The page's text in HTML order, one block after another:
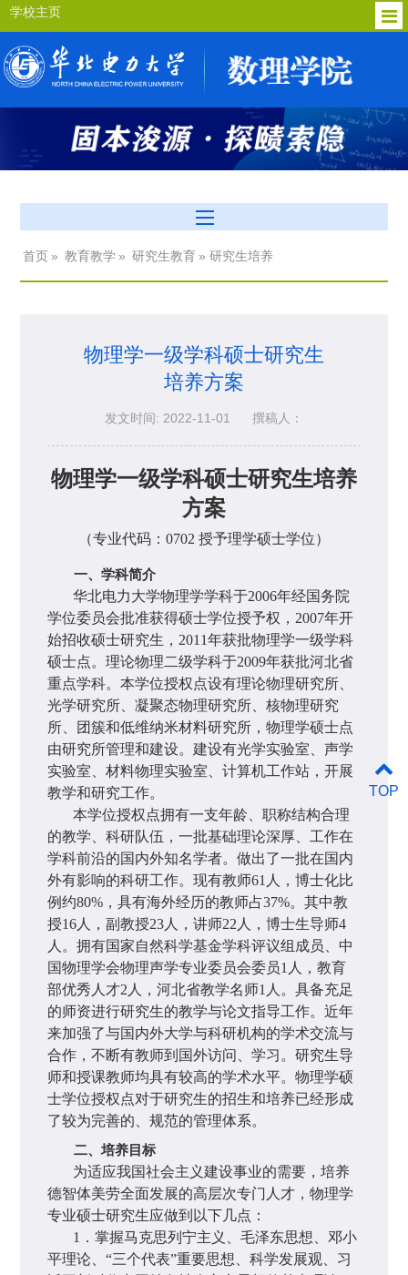
学校主页
首页 » 教育教学 » 研究生教育 » 研究生培养
物理学一级学科硕士研究生
培养方案
发文时间: 2022-11-01 撰稿人：
物理学一级学科硕士研究生培养
方案
（专业代码： 0702 授予理学硕士学位）
一、学科简介
华北电力大学物理学学科于2006年经国务院
学位委员会批准获得硕士学位授予权，2007年开
始招收硕士研究生，2011年获批物理学一级学科
硕士点。理论物理二级学科于2009年获批河北省
重点学科。本学位授权点设有理论物理研究所、
光学研究所、凝聚态物理研究所、核物理研究
所、团簇和低维纳米材料研究所，物理学硕士点
由研究所管理和建设。建设有光学实验室、声学
实验室、材料物理实验室、计算机工作站，开展
教学和研究工作。
本学位授权点拥有一支年龄、职称结构合理
的教学、科研队伍，一批基础理论深厚、工作在
学科前沿的国内外知名学者。做出了一批在国内
外有影响的科研工作。现有教师61人，博士化比
例约80% ，具有海外经历的教师占37%。其中教
授16人，副教授23人，讲师22人，博士生导师4
人。拥有国家自然科学基金学科评议组成员、中
国物理学会物理声学专业委员会委员1人，教育
部优秀人才2人，河北省教学名师1人。具备充足
的师资进行研究生的教学与论文指导工作。近年
来加强了与国内外大学与科研机构的学术交流与
合作，不断有教师到国外访问、学习。研究生导
师和授课教师均具有较高的学术水平。物理学硕
士学位授权点对于研究生的招生和培养已经形成
了较为完善的、规范的管理体系。
二、培养目标
为适应我国社会主义建设事业的需要，培养
德智体美劳全面发展的高层次专门人才，物理学
专业硕士研究生应做到以下几点：
1 ．掌握马克思列宁主义、毛泽东思想、邓小
平理论、“三个代表”重要思想、科学发展观、习
TOP